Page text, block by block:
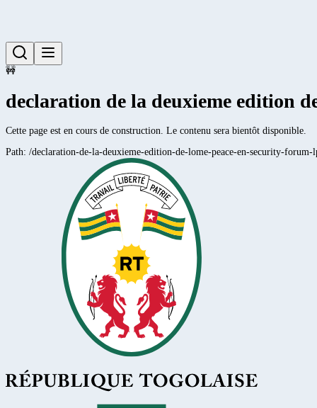
🚧
declaration de la deuxieme edition
Cette page est en cours de construction. Le contenu sera bientôt disponible.
Path: /declaration-de-la-deuxieme-edition-de-lome-peace-en-security-forum-